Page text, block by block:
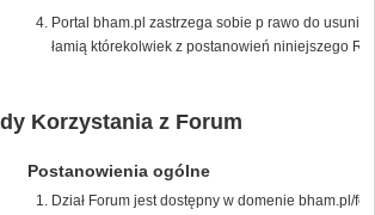
Portal bham.pl zastrzega sobie p rawo do
łamią którekolwiek z postanowień niniejszego
Korzystania z Forum
Postanowienia ogólne
Dział Forum jest dostępny w domenie bham.pl/